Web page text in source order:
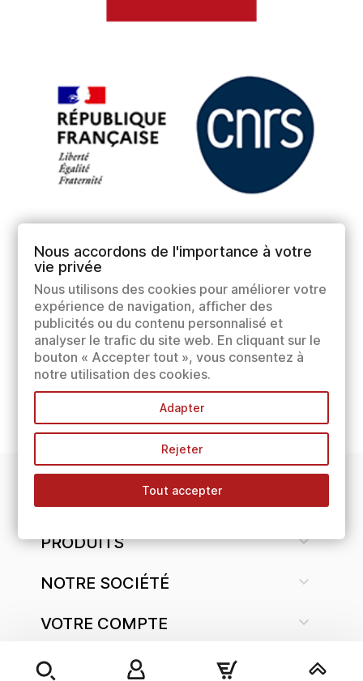
INFORMATIONS
PRODUITS 
NOTRE SOCIÉTÉ 
VOTRE COMPTE 
Nous accordons de l'importance à votre
vie privée
Nous utilisons des cookies pour améliorer votre
expérience de navigation, afficher des
publicités ou du contenu personnalisé et
analyser le trafic du site web. En cliquant sur le
bouton « Accepter tout », vous consentez à
notre utilisation des cookies.
Adapter
Rejeter
Tout accepter